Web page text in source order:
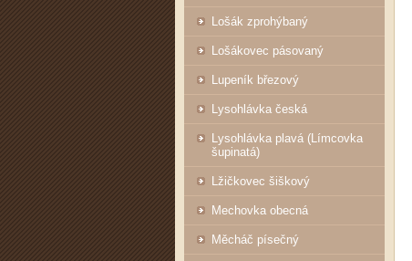
Lošák zprohýbaný
Lošákovec pásovaný
Lupeník březový
Lysohlávka česká
Lysohlávka plavá (Límcovka
šupinatá)
Lžičkovec šiškový
Mechovka obecná
Měcháč písečný